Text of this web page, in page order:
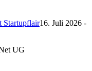
Startupflair16. Juli 2026 -
UG